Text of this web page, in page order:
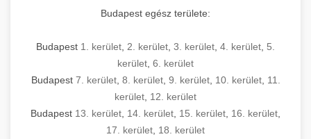
Budapest egész területe:
Budapest 1. kerület 2. kerület 3. kerület 4. kerület 5.
kerület 6. kerület
Budapest 7. kerület, 8. kerület, 9. kerület, 10. kerület, 11.
kerület 12. kerület
Budapest 13. kerület 14. kerület 15. kerület 16. kerület
17. kerület 18. kerület